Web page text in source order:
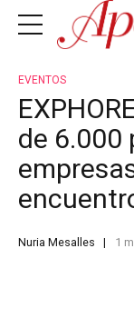
EVENTOS
de 6.000
Nuria Mesalles 1